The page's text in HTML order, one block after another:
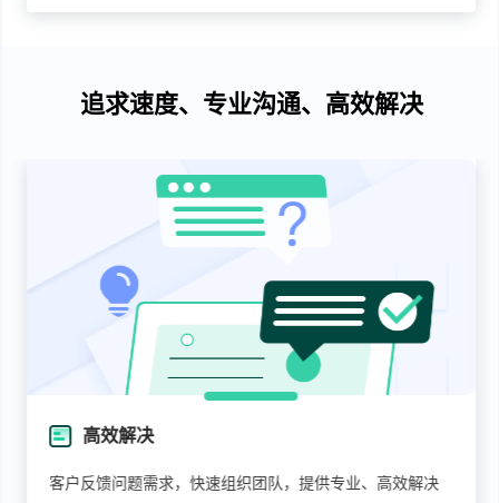
追求速度、专业沟通、高效解决
高效解决
客户反馈问题需求，快速组织团队，提供专业、高效解决